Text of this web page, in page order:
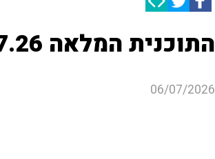
התוכנית המלאה 06.07.26
06/07/2026